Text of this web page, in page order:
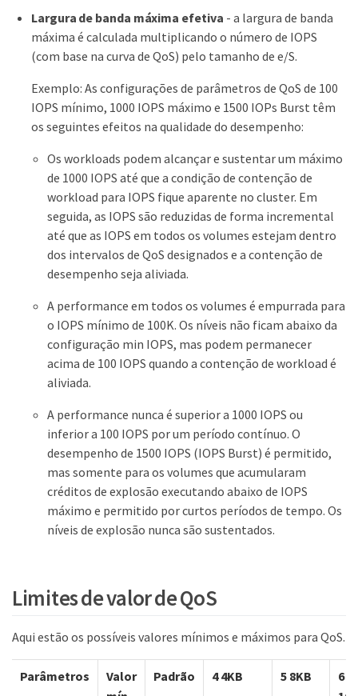
Largura de banda máxima efetiva - a largura de banda
máxima é calculada multiplicando o número de IOPS
(com base na curva de QoS) pelo tamanho de e/S.
Exemplo: As configurações de parâmetros de QoS de 100
IOPS mínimo, 1000 IOPS máximo e 1500 IOPs Burst têm
os seguintes efeitos na qualidade do desempenho:
Os workloads podem alcançar e sustentar um máximo
de 1000 IOPS até que a condição de contenção de
workload para IOPS fique aparente no cluster. Em
seguida, as IOPS são reduzidas de forma incremental
até que as IOPS em todos os volumes estejam dentro
dos intervalos de QoS designados e a contenção de
desempenho seja aliviada.
A performance em todos os volumes é empurrada para
o IOPS mínimo de 100K. Os níveis não ficam abaixo da
configuração min IOPS, mas podem permanecer
acima de 100 IOPS quando a contenção de workload é
aliviada.
A performance nunca é superior a 1000 IOPS ou
inferior a 100 IOPS por um período contínuo. O
desempenho de 1500 IOPS (IOPS Burst) é permitido,
mas somente para os volumes que acumularam
créditos de explosão executando abaixo de IOPS
máximo e permitido por curtos períodos de tempo. Os
níveis de explosão nunca são sustentados.
Limites de valor de QoS
Aqui estão os possíveis valores mínimos e máximos para QoS.
Parâmetros
Valor
Padrão 4 4KB 5 8KB
6